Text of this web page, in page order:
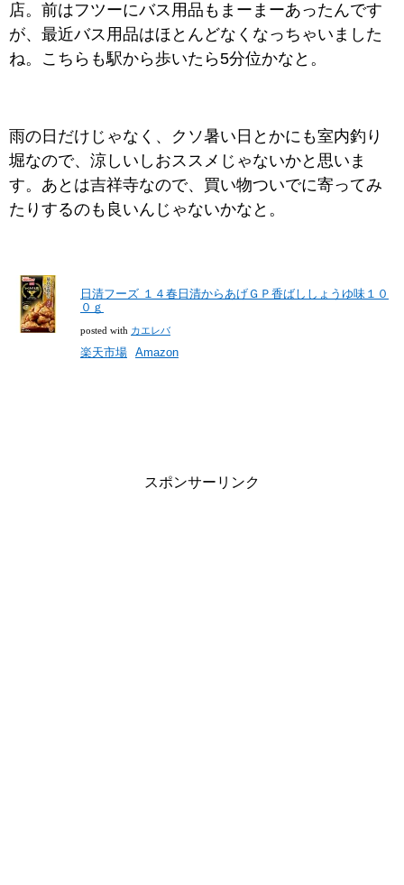
店。前はフツーにバス用品もまーまーあったんです
が、最近バス用品はほとんどなくなっちゃいました
ね。こちらも駅から歩いたら5分位かなと。
雨の日だけじゃなく、クソ暑い日とかにも室内釣り
堀なので、涼しいしおススメじゃないかと思いま
す。あとは吉祥寺なので、買い物ついでに寄ってみ
たりするのも良いんじゃないかなと。
日清フーズ １４春日清からあげＧＰ香ばししょうゆ味１０
０ｇ
posted with カエレバ
楽天市場 Amazon
スポンサーリンク